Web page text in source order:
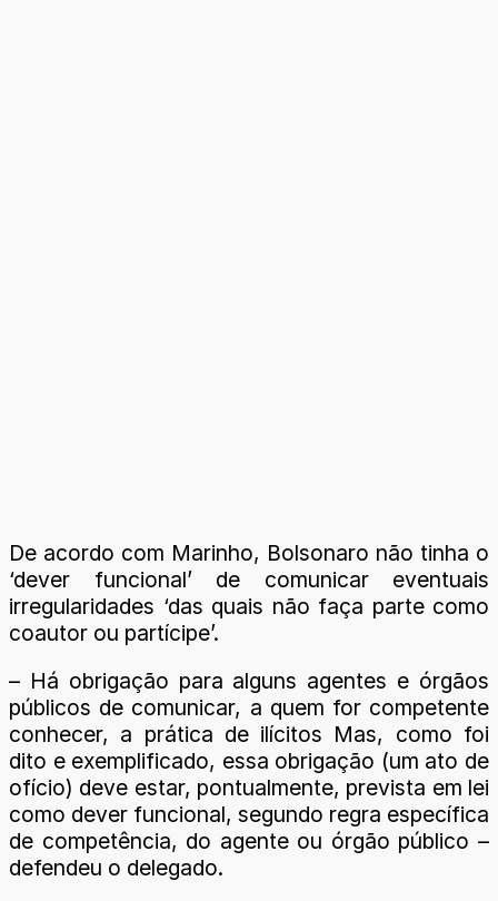
De acordo com Marinho, Bolsonaro não tinha o
‘dever funcional’ de comunicar eventuais
irregularidades ‘das quais não faça parte como
coautor ou partícipe’.
– Há obrigação para alguns agentes e órgãos
públicos de comunicar, a quem for competente
conhecer, a prática de ilícitos Mas, como foi
dito e exemplificado, essa obrigação (um ato de
ofício) deve estar, pontualmente, prevista em lei
como dever funcional, segundo regra específica
de competência, do agente ou órgão público –
defendeu o delegado.